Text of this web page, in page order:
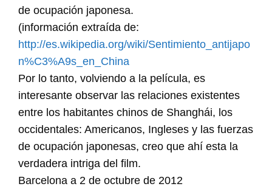
de ocupación japonesa.
(información extraída de:
http://es.wikipedia.org/wiki/Sentimiento_antijapo
n%C3%A9s_en_China
Por lo tanto, volviendo a la película, es
interesante observar las relaciones existentes
entre los habitantes chinos de Shanghái, los
occidentales: Americanos, Ingleses y las fuerzas
de ocupación japonesas, creo que ahí esta la
verdadera intriga del film.
Barcelona a 2 de octubre de 2012